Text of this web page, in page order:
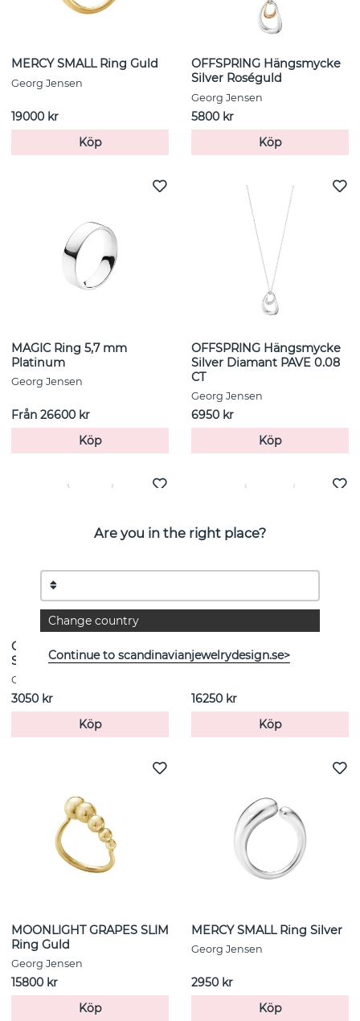
MERCY SMALL Ring Guld
Georg Jensen
19000 kr
Köp
OFFSPRING Hängsmycke
Silver Roséguld
Georg Jensen
5800 kr
Köp
MAGIC Ring 5,7 mm
Platinum
Georg Jensen
Från 26600 kr
Köp
OFFSPRING Hängsmycke
Silver Diamant PAVE 0.08
CT
Georg Jensen
6950 kr
Köp
OFFSPRING Hängsmycke
Silver
Georg Jensen
3050 kr
Köp
FUSION Hängsmycke
Vitguld Diamant 0.05 ct
16250 kr
Köp
MOONLIGHT GRAPES SLIM
Ring Guld
Georg Jensen
15800 kr
Köp
MERCY SMALL Ring Silver
Georg Jensen
2950 kr
Köp
Are you in the right place?
Change country
Continue to scandinavianjewelrydesign.se>